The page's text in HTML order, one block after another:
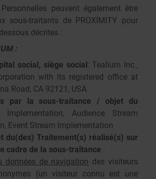
peuvent également être
sous-traitants de PROXIMITY pour
décrites :
:
social, siège social: Tealium Inc.,
with its registered office at
Road, CA 92121, USA
par la sous-traitance / objet du
Audience Stream
Event Stream Implementation
du(des) Traitement(s) réalisé(s) sur
cadre de la sous-traitance :
données de navigation des visiteurs
(un visiteur connu est une